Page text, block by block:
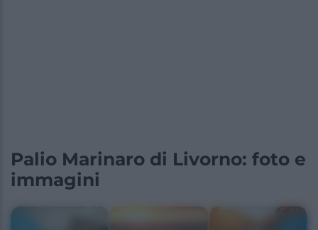
Palio Marinaro di Livorno: foto e
immagini